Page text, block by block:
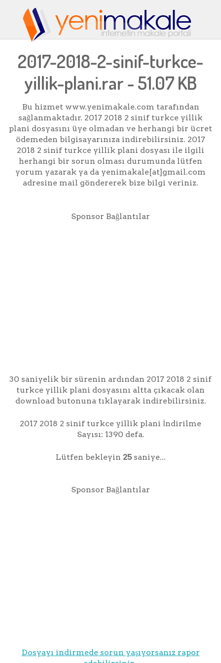
2017-2018-2-sinif-turkce-
yillik-plani.rar - 51.07 KB
Bu hizmet www.yenimakale.com tarafından
sağlanmaktadır. 2017 2018 2 sinif turkce yillik
plani dosyasını üye olmadan ve herhangi bir ücret
ödemeden bilgisayarınıza indirebilirsiniz. 2017
2018 2 sinif turkce yillik plani dosyası ile ilgili
herhangi bir sorun olması durumunda lütfen
yorum yazarak ya da yenimakale[at]gmail.com
adresine mail göndererek bize bilgi veriniz.
Sponsor Bağlantılar
30 saniyelik bir sürenin ardından 2017 2018 2 sinif
turkce yillik plani dosyasını altta çıkacak olan
download butonuna tıklayarak indirebilirsiniz.
2017 2018 2 sinif turkce yillik plani İndirilme
Sayısı: 1390 defa.
Lütfen bekleyin 25saniye...
Sponsor Bağlantılar
Dosyayı indirmede sorun yaşıyorsanız rapor